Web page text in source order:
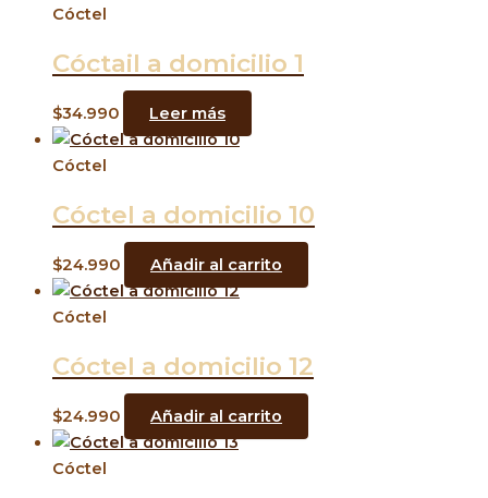
Cóctel
Cóctail a domicilio 1
$34.990 Leer más
Cóctel
Cóctel a domicilio 10
$24.990 Añadir al carrito
Cóctel
Cóctel a domicilio 12
$24.990 Añadir al carrito
Cóctel